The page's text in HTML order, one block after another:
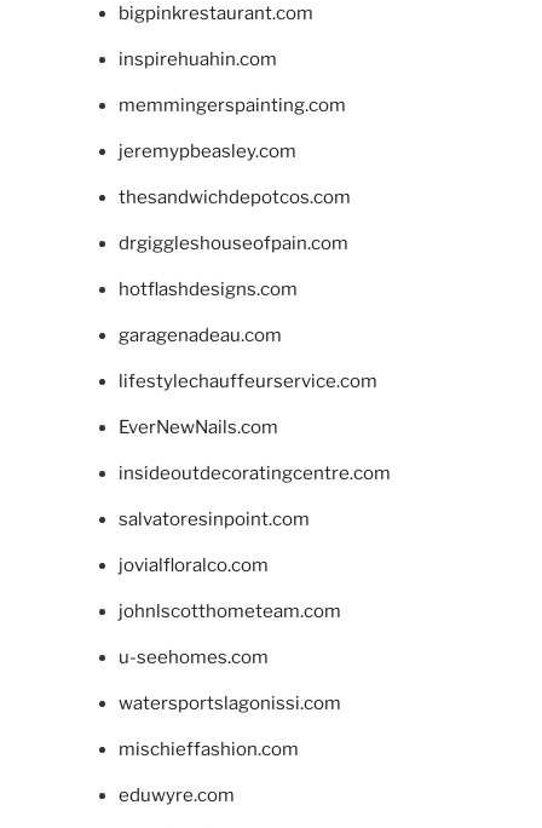
bigpinkrestaurant.com
inspirehuahin.com
memmingerspainting.com
jeremypbeasley.com
thesandwichdepotcos.com
drgiggleshouseofpain.com
hotflashdesigns.com
garagenadeau.com
lifestylechauffeurservice.com
EverNewNails.com
insideoutdecoratingcentre.com
salvatoresinpoint.com
jovialfloralco.com
johnlscotthometeam.com
u-seehomes.com
watersportslagonissi.com
mischieffashion.com
eduwyre.com